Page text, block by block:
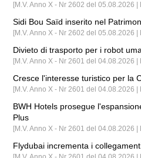
[M.V. Anno X - Nr 2602 del 05.08.2026
Sidi Bou Saïd inserito nel
[M.V. Anno X - Nr 2602 del 05.08.2026
Divieto di trasporto per i robot
[M.V. Anno X - Nr 2601 del 04.08.2026
Cresce l'interesse turistico per la
[M.V. Anno X - Nr 2601 del 04.08.2026 |
BWH Hotels prosegue
Plus
[M.V. Anno X - Nr 2601 del 04.08.2026 |
Flydubai incrementa i